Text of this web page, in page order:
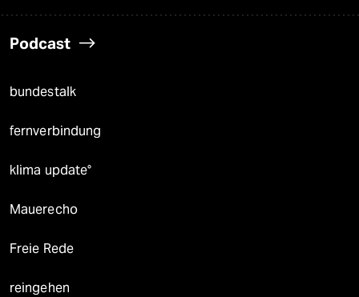
Podcast
bundestalk
fernverbindung
klima update°
Mauerecho
Freie Rede
reingehen